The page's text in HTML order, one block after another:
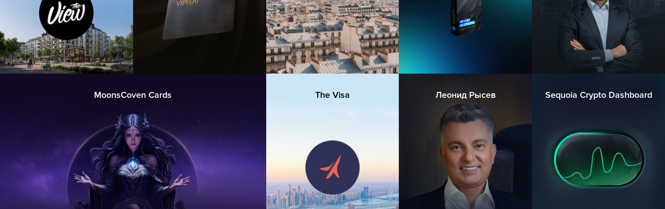
MoonsCoven Cards The Visa Леонид Рысев Sequoia Crypto Dashboard